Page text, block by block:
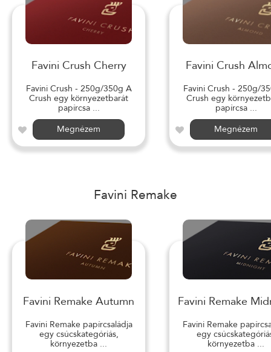
Favini Crush Cherry
Favini Crush - 250g/350g A
Crush egy környezetbarát
papírcsa ...
Megnézem
Favini Crush
Favini Crush - 250g/
Crush egy
papírcsa ...
Megnézem
Favini Remake
Favini Remake Autumn
Favini Remake papírcsaládja
egy csúcskategóriás,
környezetba ...
Favini Remake
Favini Remake
egy
környezetba ...